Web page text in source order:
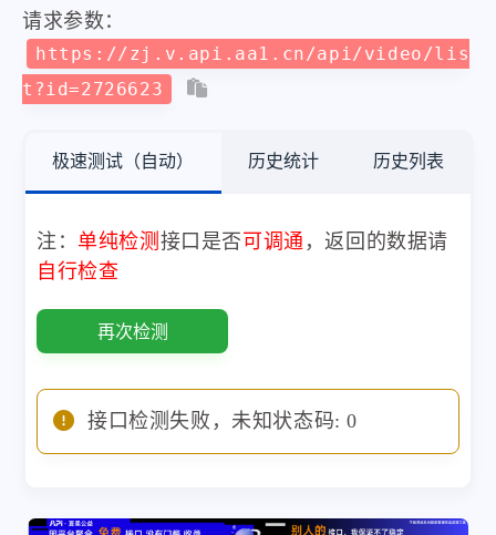
请求参数：
https://zj.v.api.aa1.cn/api/video/lis
t?id=2726623
极速测试（自动） 历史统计 历史列表
注： 单纯检测 接口是否 可调通 ，返回的数据请
自行检查
再次检测
接口检测失败，未知状态码: 0